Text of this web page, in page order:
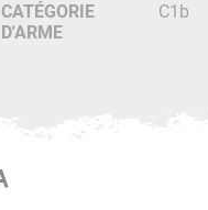
CATÉGORIE
D'ARME
C1b